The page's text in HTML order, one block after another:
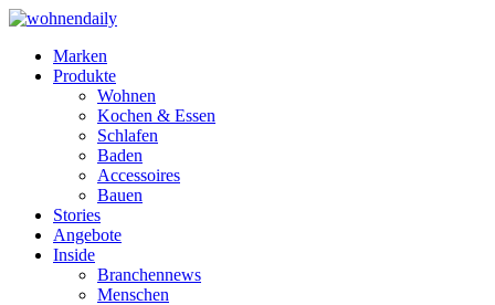
Marken
Produkte
Wohnen
Kochen & Essen
Schlafen
Baden
Accessoires
Bauen
Stories
Angebote
Inside
Branchennews
Menschen